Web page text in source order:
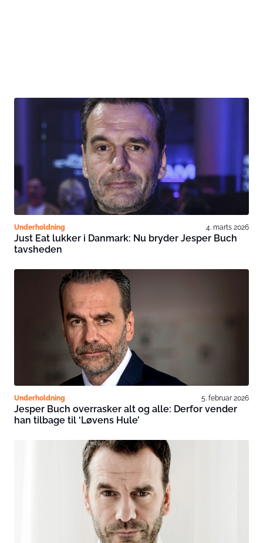
Underholdning 4. marts 2026
Just Eat lukker i Danmark: Nu bryder Jesper Buch
tavsheden
Underholdning 5. februar 2026
Jesper Buch overrasker alt og alle: Derfor vender
han tilbage til ‘Løvens Hule’